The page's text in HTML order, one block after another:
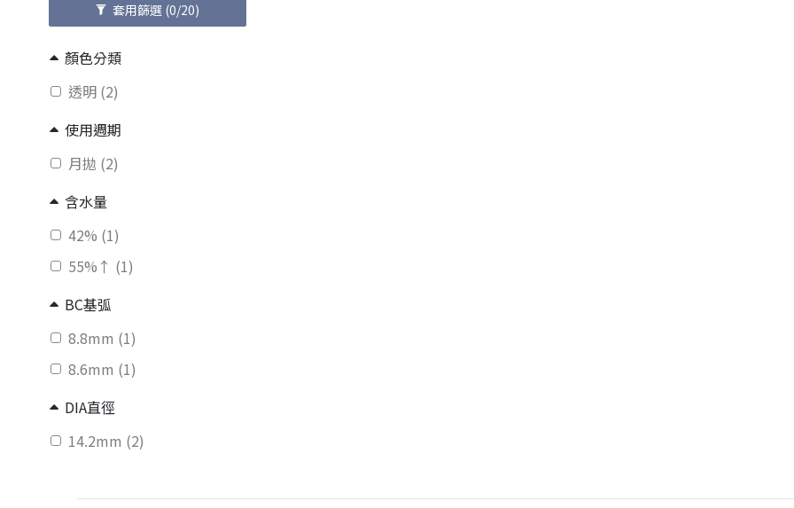
套用篩選 (0/20)
顏色分類
透明 (2)
使用週期
月拋 (2)
含水量
42% (1)
55%↑ (1)
BC基弧
8.8mm (1)
8.6mm (1)
DIA直徑
14.2mm (2)